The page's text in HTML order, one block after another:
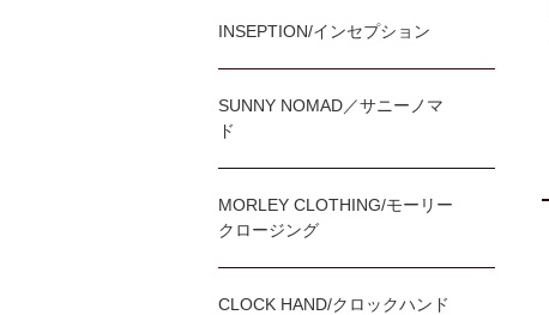
INSEPTION/インセプション
SUNNY NOMAD／サニーノマ
ド
MORLEY CLOTHING/モーリー
クロージング
CLOCK HAND/クロックハンド